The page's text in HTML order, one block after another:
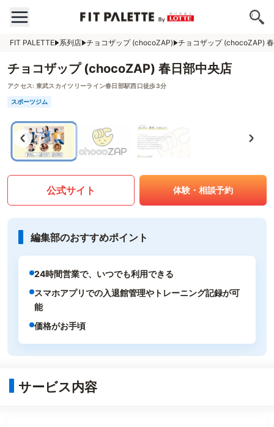
FIT PALETTE 系列店 チョコザップ (chocoZAP) チョコザップ (chocoZAP)
チョコザップ (chocoZAP) 春日部中央店
アクセス: 東武スカイツリーライン春日部駅西口徒歩3分
スポーツジム
公式サイト 体験・相談予約
編集部のおすすめポイント
24時間営業で、いつでも利用できる
スマホアプリでの入退館管理やトレーニング記録が可
能
価格がお手頃
サービス内容